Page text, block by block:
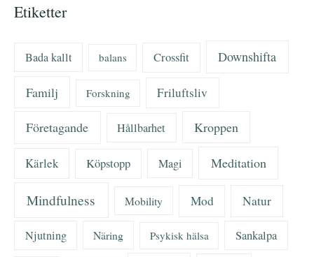
Etiketter
Bada kallt balans Crossfit Downshifta
Familj Forskning Friluftsliv
Företagande Hållbarhet Kroppen
Kärlek Köpstopp Magi Meditation
Mindfulness Mobility Mod Natur
Njutning Näring Psykisk hälsa Sankalpa